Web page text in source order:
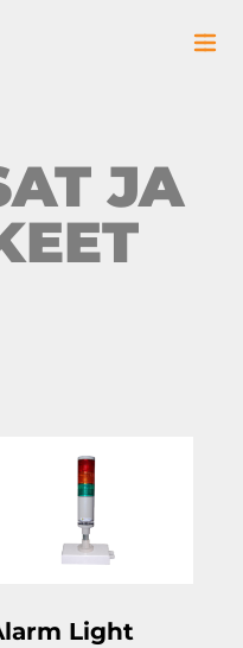
JA
Light